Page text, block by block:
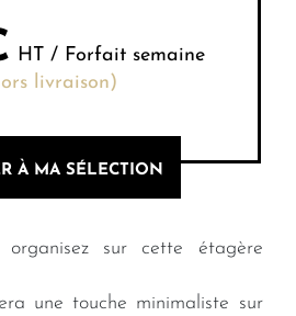
HT / Forfait semaine
livraison)
À MA SÉLECTION
organisez sur cette étagère
une touche minimaliste sur